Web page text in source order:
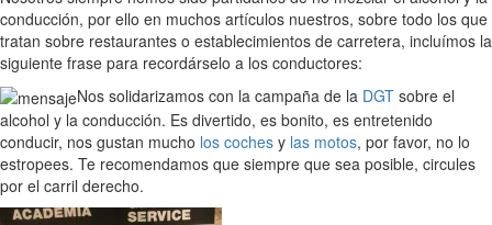
conducción, por ello en muchos artículos nuestros, sobre todo los que
tratan sobre restaurantes o establecimientos de carretera, incluímos la
siguiente frase para recordárselo a los conductores:
Nos solidarizamos con la campaña de la DGT sobre el
alcohol y la conducción. Es divertido, es bonito, es entretenido
conducir, nos gustan mucho los coches y las motos, por favor, no lo
estropees. Te recomendamos que siempre que sea posible, circules
por el carril derecho.